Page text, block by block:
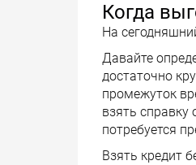
Когда
На
Давайте
достаточно
промежуток
взять справку
потребуется
Взять кредит